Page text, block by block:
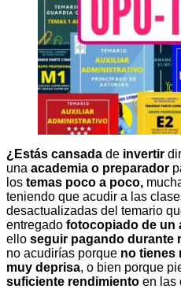
¿Estás cansada de invertir
una academia o preparador
los temas poco a poco,
teniendo que acudir a las
desactualizadas del temario
entregado fotocopiado de un
ello seguir pagando durante
no acudirías porque no tienes
muy deprisa, o bien porque
suficiente rendimiento en las